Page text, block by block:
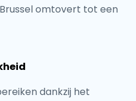
omtovert tot een
dankzij het